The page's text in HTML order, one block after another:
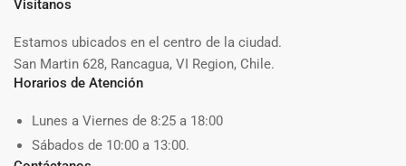
Visítanos
Estamos ubicados en el centro de la ciudad.
San Martin 628, Rancagua, VI Region, Chile.
Horarios de Atención
Lunes a Viernes de 8:25 a 18:00
Sábados de 10:00 a 13:00.